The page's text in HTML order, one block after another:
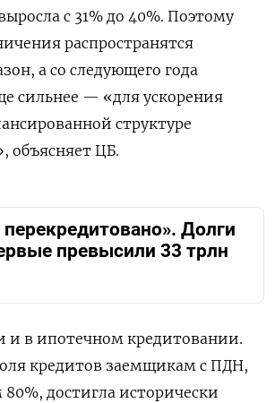
с 31% до 40%. Поэтому
распространятся
а со следующего года
сильнее — «для ускорения
структуре
объясняет ЦБ.
Долги
превысили 33 трлн
и в ипотечном кредитовании.
кредитов заемщикам с ПДН,
достигла исторически